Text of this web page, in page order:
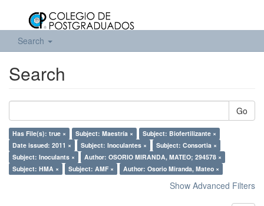
Search
Search
Go
Has File(s): true × Subject: Maestría ×
Subject: Biofertilizante ×
Date issued: 2011 ×
Subject: Inoculantes ×
Subject: Consortia ×
Subject: Inoculants ×
Author: OSORIO MIRANDA, MATEO; 294578 ×
Subject: HMA ×
Subject: AMF × Author: Osorio Miranda, Mateo ×
Show Advanced Filters